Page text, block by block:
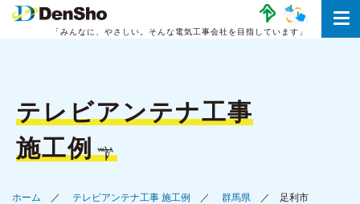
「みんなに、やさしい。 そんな電気工事会社を目指しています」
テレビアンテナ工事
施工例
ホーム テレビアンテナ工事 施工例 群馬県 足利市